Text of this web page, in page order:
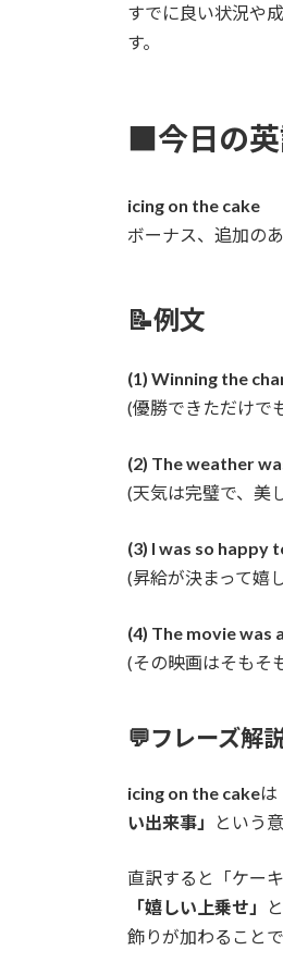
すでに良い状況や
す。
■今日の英
icing on the cake
ボーナス、追加の
📝例文
(1) Winning the
(優勝できただけで
(2) The weather
(天気は完璧で、美
(3) I was so happy
(昇給が決まって嬉
(4) The movie was
(その映画はそもそ
💬フレーズ解
icing on the cakeは
い出来事」
という
直訳すると「ケー
「嬉しい上乗せ」
飾りが加わること